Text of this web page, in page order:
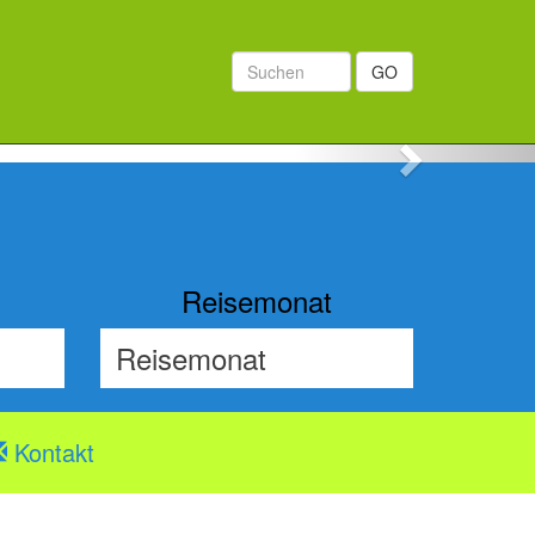
Next
GO
Reisemonat
Kontakt